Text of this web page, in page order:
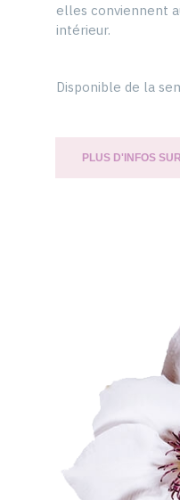
elles conviennent
intérieur.
Disponible de la
PLUS D'INFOS